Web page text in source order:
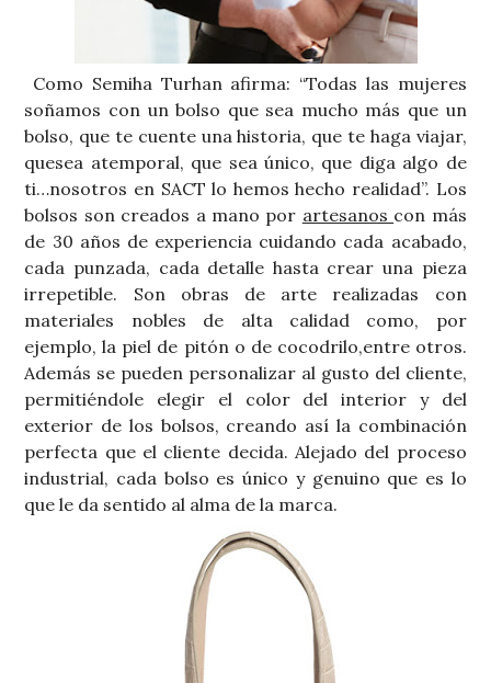
Como Semiha Turhan afirma: “Todas las mujeres
soñamos con un bolso que sea mucho más que un
bolso, que te cuente una historia, que te haga viajar,
quesea atemporal, que sea único, que diga algo de
ti…nosotros en SACT lo hemos hecho realidad”. Los
bolsos son creados a mano por artesanos con más
de 30 años de experiencia cuidando cada acabado,
cada punzada, cada detalle hasta crear una pieza
irrepetible. Son obras de arte realizadas con
materiales nobles de alta calidad como, por
ejemplo, la piel de pitón o de cocodrilo,entre otros.
Además se pueden personalizar al gusto del cliente,
permitiéndole elegir el color del interior y del
exterior de los bolsos, creando así la combinación
perfecta que el cliente decida. Alejado del proceso
industrial, cada bolso es único y genuino que es lo
que le da sentido al alma de la marca.